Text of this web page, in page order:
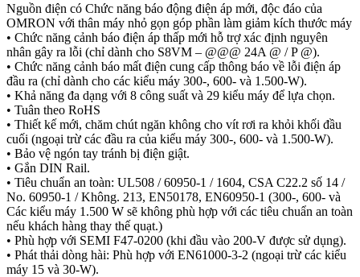
Nguồn điện có Chức năng báo động điện áp mới, độc đáo của
OMRON với thân máy nhỏ gọn góp phần làm giảm kích thước máy
• Chức năng cảnh báo điện áp thấp mới hỗ trợ xác định nguyên
nhân gây ra lỗi (chỉ dành cho S8VM – @@@ 24A @ / P @).
• Chức năng cảnh báo mất điện cung cấp thông báo về lỗi điện áp
đầu ra (chỉ dành cho các kiểu máy 300-, 600- và 1.500-W).
• Khả năng đa dạng với 8 công suất và 29 kiểu máy để lựa chọn.
• Tuân theo RoHS
• Thiết kế mới, chăm chút ngăn không cho vít rơi ra khỏi khối đầu
cuối (ngoại trừ các đầu ra của kiểu máy 300-, 600- và 1.500-W).
• Bảo vệ ngón tay tránh bị điện giật.
• Gắn DIN Rail.
• Tiêu chuẩn an toàn: UL508 / 60950-1 / 1604, CSA C22.2 số 14 /
No. 60950-1 / Không. 213, EN50178, EN60950-1 (300-, 600- và
Các kiểu máy 1.500 W sẽ không phù hợp với các tiêu chuẩn an toàn
nếu khách hàng thay thế quạt.)
• Phù hợp với SEMI F47-0200 (khi đầu vào 200-V được sử dụng).
• Phát thải dòng hài: Phù hợp với EN61000-3-2 (ngoại trừ các kiểu
máy 15 và 30-W).